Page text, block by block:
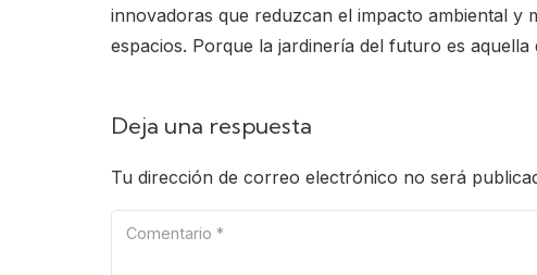
innovadoras que reduzcan el impacto ambiental y
espacios. Porque la jardinería del futuro es
Deja una respuesta
Tu dirección de correo electrónico no será